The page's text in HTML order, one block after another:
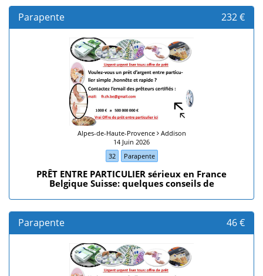
Parapente 232 €
Alpes-de-Haute-Provence Addison
14 Juin 2026
32
Parapente
PRÊT ENTRE PARTICULIER sérieux en France
Belgique Suisse: quelques conseils de
Parapente 46 €